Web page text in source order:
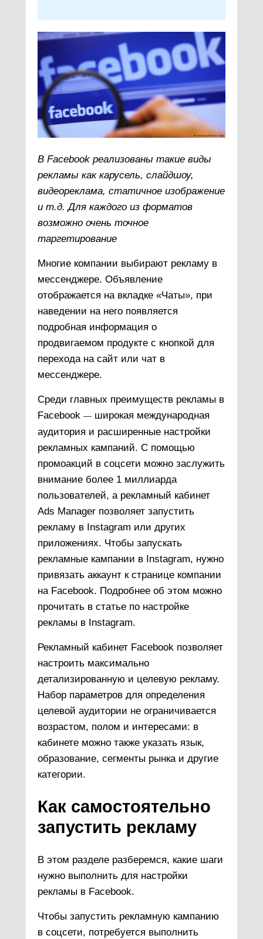
В Facebook реализованы такие виды
рекламы как карусель, слайдшоу,
видеореклама, статичное изображение
и т.д. Для каждого из форматов
возможно очень точное
таргетирование
Многие компании выбирают рекламу в
мессенджере. Объявление
отображается на вкладке «Чаты», при
наведении на него появляется
подробная информация о
продвигаемом продукте с кнопкой для
перехода на сайт или чат в
мессенджере.
Среди главных преимуществ рекламы в
Facebook — широкая международная
аудитория и расширенные настройки
рекламных кампаний. С помощью
промоакций в соцсети можно заслужить
внимание более 1 миллиарда
пользователей, а рекламный кабинет
Ads Manager позволяет запустить
рекламу в Instagram или других
приложениях. Чтобы запускать
рекламные кампании в Instagram, нужно
привязать аккаунт к странице компании
на Facebook. Подробнее об этом можно
прочитать в статье по настройке
рекламы в Instagram.
Рекламный кабинет Facebook позволяет
настроить максимально
детализированную и целевую рекламу.
Набор параметров для определения
целевой аудитории не ограничивается
возрастом, полом и интересами: в
кабинете можно также указать язык,
образование, сегменты рынка и другие
категории.
Как самостоятельно
запустить рекламу
В этом разделе разберемся, какие шаги
нужно выполнить для настройки
рекламы в Facebook.
Чтобы запустить рекламную кампанию
в соцсети, потребуется выполнить